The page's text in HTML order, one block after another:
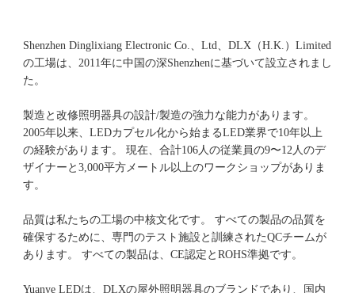
Shenzhen Dinglixiang Electronic Co.、Ltd、DLX（H.K.）Limited
の工場は、2011年に中国の深Shenzhenに基づいて設立されまし
た。
製造と改修照明器具の設計/製造の強力な能力があります。
2005年以来、LEDカプセル化から始まるLED業界で10年以上
の経験があります。 現在、合計106人の従業員の9〜12人のデ
ザイナーと3,000平方メートル以上のワークショップがありま
品質は私たちの工場の中核文化です。 すべての製品の品質を
確保するために、専門のテスト施設と訓練されたQCチームが
Yuanye LEDは、DLXの屋外照明器具のブランドであり、国内